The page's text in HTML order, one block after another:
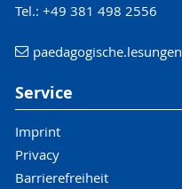
Tel.: +49 381 498 2556
paedagogische.lesungen
Service
Imprint
Privacy
Barrierefreiheit